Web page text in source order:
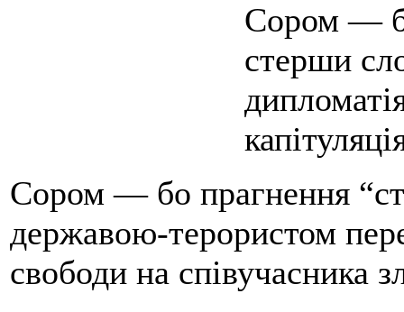
Сором —
стерши
Сором — бо прагнення
державою-терористом
свободи на співучасника